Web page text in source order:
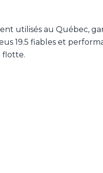
utilisés au Québec,
19.5 fiables et
flotte.